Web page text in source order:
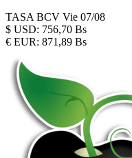
TASA BCV Vie 07/08
$ USD: 756,70 Bs
€ EUR: 871,89 Bs